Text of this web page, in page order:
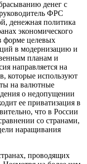
денег с
ФРС
денежная политика
экономического
форме целевых
в модернизацию и
планам и
направляется на
которые используют
на валютные
о недопущении
ее приватизация в
что в России
со странами,
наращивания
проводящих